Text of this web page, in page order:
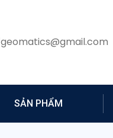
SẢN PHẨM